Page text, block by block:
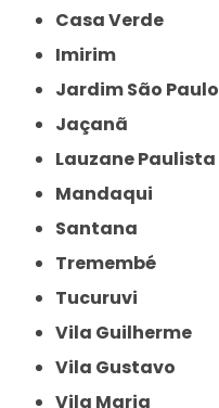
Casa Verde
Imirim
Jardim São Paulo
Jaçanã
Lauzane Paulista
Mandaqui
Santana
Tremembé
Tucuruvi
Vila Guilherme
Vila Gustavo
Vila Maria